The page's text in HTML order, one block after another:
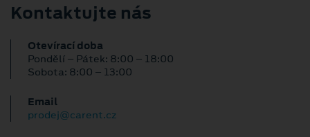
Kontaktujte nás
Otevírací doba
Pondělí – Pátek: 8:00 – 18:00
Sobota: 8:00 – 13:00
Email
prodej@carent.cz